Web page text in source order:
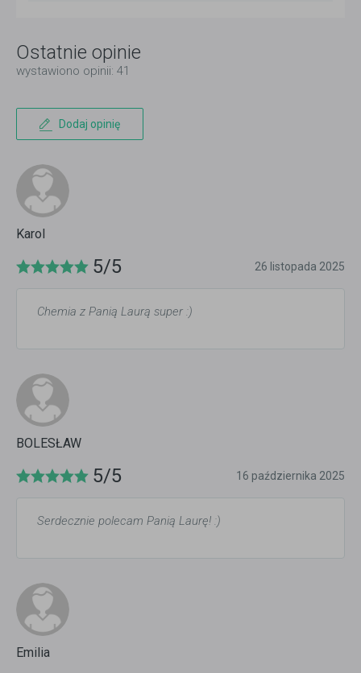
Ostatnie opinie
wystawiono opinii: 41
Dodaj opinię
Karol
5/5 26 listopada 2025
Chemia z Panią Laurą super :)
BOLESŁAW
5/5 16 października 2025
Serdecznie polecam Panią Laurę! :)
Emilia